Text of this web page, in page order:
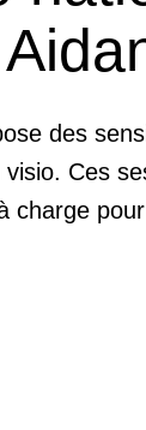
des
Ces
charge